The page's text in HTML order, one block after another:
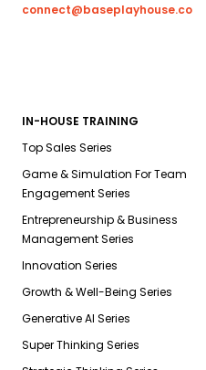
connect@baseplayhouse.co
IN-HOUSE TRAINING
Top Sales Series
Game & Simulation For Team
Engagement Series
Entrepreneurship & Business
Management Series
Innovation Series
Growth & Well-Being Series
Generative AI Series
Super Thinking Series